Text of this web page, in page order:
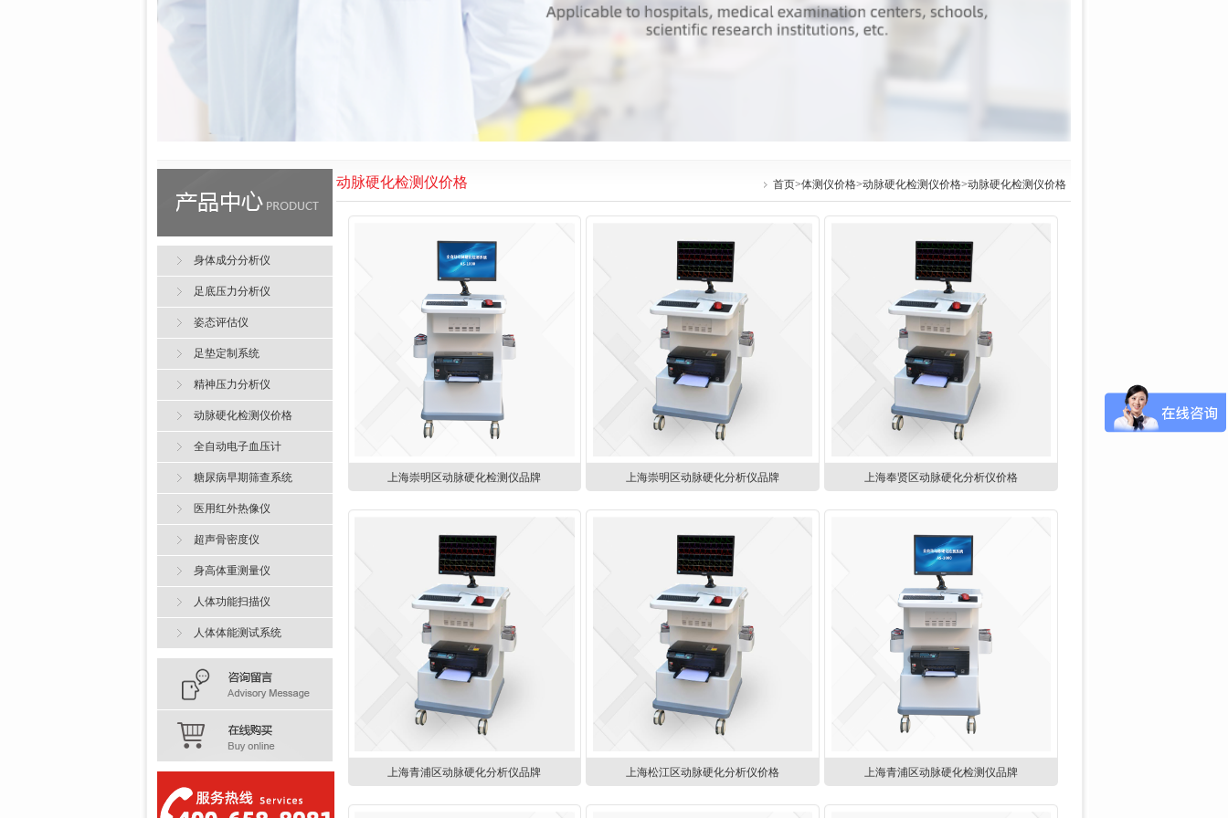
动脉硬化检测仪价格 首页>体测仪价格>动脉硬化检测仪价格>动脉硬化检测仪价格
上海崇明区动脉硬化检测仪品牌 上海崇明区动脉硬化分析仪品牌 上海奉贤区动脉硬化分析仪价格
上海青浦区动脉硬化分析仪品牌 上海松江区动脉硬化分析仪价格 上海青浦区动脉硬化检测仪品牌
身体成分分析仪
足底压力分析仪
姿态评估仪
足垫定制系统
精神压力分析仪
动脉硬化检测仪价格
全自动电子血压计
糖尿病早期筛查系统
医用红外热像仪
超声骨密度仪
身高体重测量仪
人体功能扫描仪
人体体能测试系统